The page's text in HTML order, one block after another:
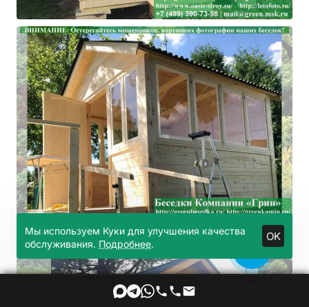
Мы используем Куки для улучшения качества
обслуживания. Подробнее.
OK